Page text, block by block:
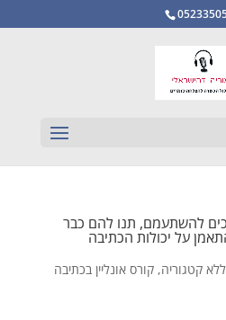
להשתעמם, תנו להם כבר
על יכולות הכתיבה
ללא קטגוריה, קורס אונליין בכתיבה